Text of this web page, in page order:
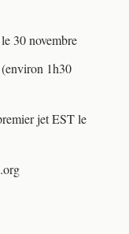
30 novembre
1h30
jet EST le